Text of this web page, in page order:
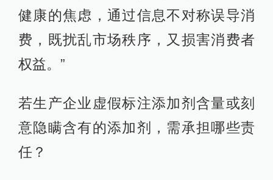
健康的焦虑，通过信息不对称误导消
费，既扰乱市场秩序，又损害消费者
权益。”
若生产企业虚假标注添加剂含量或刻
意隐瞒含有的添加剂，需承担哪些责
任？